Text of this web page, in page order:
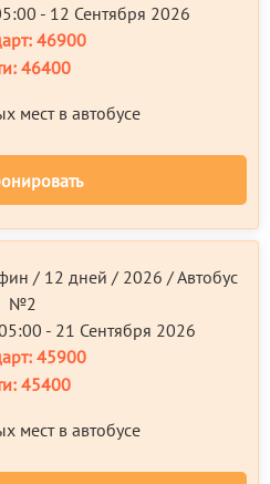
- 12 Сентября 2026
46900
46400
мест в автобусе
/ 12 дней / 2026 / Автобус
№2
- 21 Сентября 2026
45900
45400
мест в автобусе